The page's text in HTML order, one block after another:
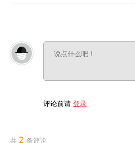
评论前请 登录
共 2 条评论